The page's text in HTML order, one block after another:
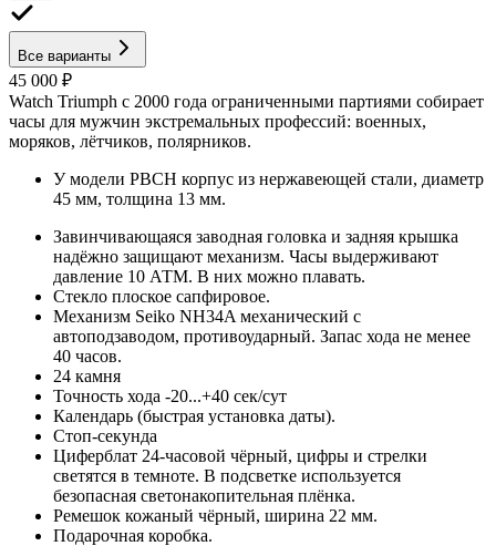
Все варианты
45 000 ₽
Watch Triumph с 2000 года ограниченными партиями собирает
часы для мужчин экстремальных профессий: военных,
моряков, лётчиков, полярников.
У модели РВСН корпус из нержавеющей стали, диаметр
45 мм, толщина 13 мм.
Завинчивающаяся заводная головка и задняя крышка
надёжно защищают механизм. Часы выдерживают
давление 10 АТМ. В них можно плавать.
Стекло плоское сапфировое.
Механизм Seiko NH34A механический с
автоподзаводом, противоударный. Запас хода не менее
40 часов.
24 камня
Точность хода -20...+40 сек/сут
Календарь (быстрая установка даты).
Стоп-секунда
Циферблат 24-часовой чёрный, цифры и стрелки
светятся в темноте. В подсветке используется
безопасная светонакопительная плёнка.
Ремешок кожаный чёрный, ширина 22 мм.
Подарочная коробка.